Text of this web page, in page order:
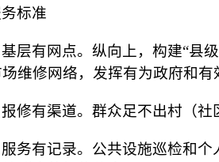
标准
基层有网点。纵向上，构建“
维修网络，发挥有为政府和有
报修有渠道。群众足不出村（
服务有记录。公共设施巡检和